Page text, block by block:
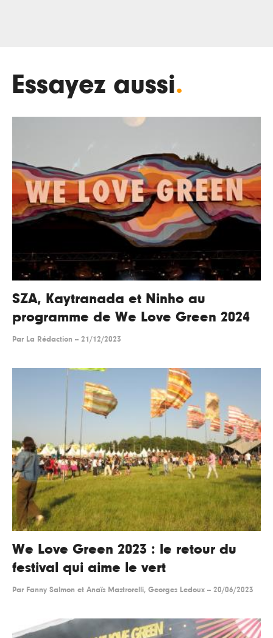
Essayez aussi.
SZA, Kaytranada et Ninho au
programme de We Love Green 2024
Par La Rédaction -- 21/12/2023
We Love Green 2023 : le retour du
festival qui aime le vert
Par Fanny Salmon et Anaïs Mastrorelli, Georges Ledoux -- 20/06/2023